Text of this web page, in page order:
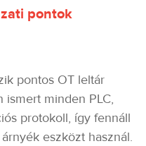
pontok
pontos OT leltár
ismert minden PLC,
protokoll, így fennáll
eszközt használ.